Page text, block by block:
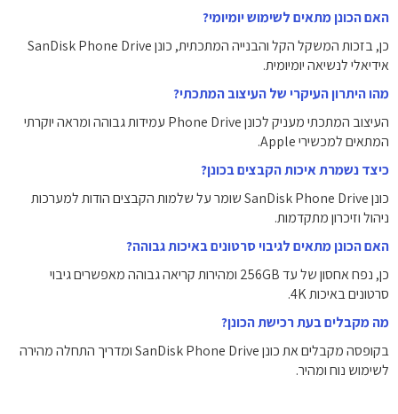
האם הכונן מתאים לשימוש יומיומי?
כן, בזכות המשקל הקל והבנייה המתכתית, כונן SanDisk Phone Drive
אידיאלי לנשיאה יומיומית.
מהו היתרון העיקרי של העיצוב המתכתי?
העיצוב המתכתי מעניק לכונן Phone Drive עמידות גבוהה ומראה יוקרתי
המתאים למכשירי Apple.
כיצד נשמרת איכות הקבצים בכונן?
כונן SanDisk Phone Drive שומר על שלמות הקבצים הודות למערכות
ניהול וזיכרון מתקדמות.
האם הכונן מתאים לגיבוי סרטונים באיכות גבוהה?
כן, נפח אחסון של עד 256GB ומהירות קריאה גבוהה מאפשרים גיבוי
סרטונים באיכות ‎4K‎.
מה מקבלים בעת רכישת הכונן?
בקופסה מקבלים את כונן SanDisk Phone Drive ומדריך התחלה מהירה
לשימוש נוח ומהיר.